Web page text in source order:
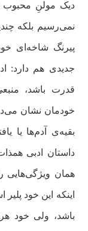
دیک مولنِ محبوب
نمی‌رسیم بلکه
پیرنگ شاخه‌ای
جدیدی هم دارد:
قدرت باشد،
خودمان نشان
بقیه‌ی آدم‌ها یا
داستان ادبی
همان ویژگی‌هایی
اینکه این خود
باشد، ولی خود